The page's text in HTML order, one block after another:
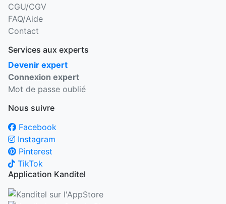
CGU/CGV
FAQ/Aide
Contact
Services aux experts
Devenir expert
Connexion expert
Mot de passe oublié
Nous suivre
Facebook
Instagram
Pinterest
TikTok
Application Kanditel